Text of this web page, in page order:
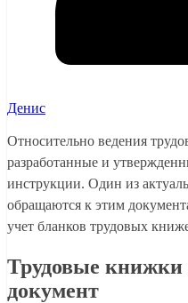
Денис
Относительно ведения
разработанные и
инструкции. Один из
обращаются к этим
учет бланков трудовых
Трудовые книжки
документ